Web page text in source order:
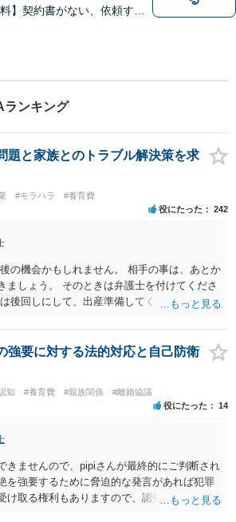
料】契約書がない、依頼する
確認するのではすでに手遅れ
です。役員様のみならず、現
場のスタッフ様も法律知識が
仕事を守ります。
ランキング
題と家族とのトラブル解決策を求
#モラハラ #養育費
役にたった 242
の機会かもしれません。 相手の事は、あとか
ましょう。 そのときは弁護士を付けてくださ
後回しにして、出産準備してください。
強要に対する法的対応と自己防衛
知 #養育費 #親族関係 #離婚協議
役にたった 14
きませんので、pipiさんが最終的にご判断され
を強要するために脅迫的な発言があれば犯罪
け取る権利もありますので、認知等につきお